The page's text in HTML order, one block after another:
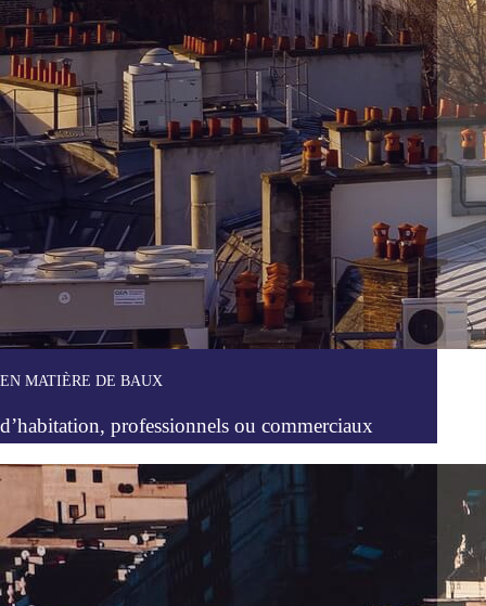
EN MATIÈRE DE BAUX
d’habitation, professionnels ou commerciaux